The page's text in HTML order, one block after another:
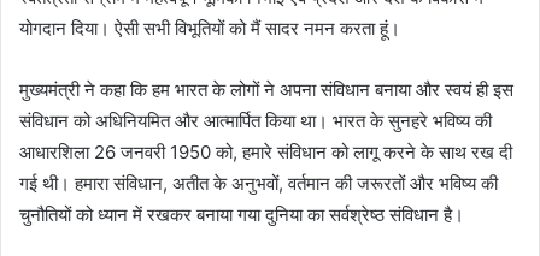
योगदान दिया। ऐसी सभी विभूतियों को मैं सादर नमन करता हूं।
मुख्यमंत्री ने कहा कि हम भारत के लोगों ने अपना संविधान बनाया और स्वयं ही इस
संविधान को अधिनियमित और आत्मार्पित किया था। भारत के सुनहरे भविष्य की
आधारशिला 26 जनवरी 1950 को, हमारे संविधान को लागू करने के साथ रख दी
गई थी। हमारा संविधान, अतीत के अनुभवों, वर्तमान की जरूरतों और भविष्य की
चुनौतियों को ध्यान में रखकर बनाया गया दुनिया का सर्वश्रेष्ठ संविधान है।